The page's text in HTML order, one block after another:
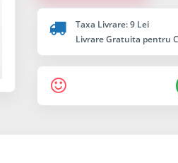
Taxa Livrare: 9 Lei
Livrare Gratuita pentru